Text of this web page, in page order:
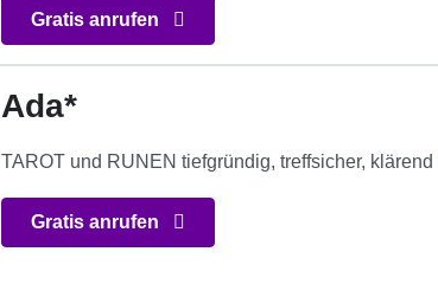
Gratis anrufen
Ada*
TAROT und RUNEN tiefgründig, treffsicher, klärend
Gratis anrufen